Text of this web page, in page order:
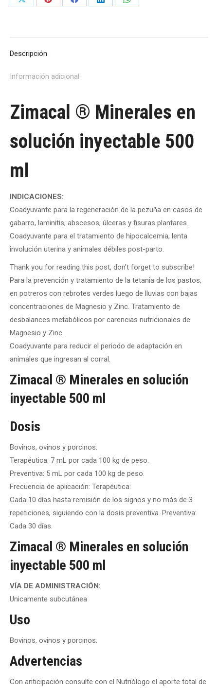
Share
Share
Share
Share
Share
Descripción
Información adicional
Zimacal ® Minerales en
solución inyectable 500
ml
INDICACIONES:
Coadyuvante para la regeneración de la pezuña en casos de
gabarro, laminitis, abscesos, úlceras y fisuras plantares.
Coadyuvante para el tratamiento de hipocalcemia, lenta
involución uterina y animales débiles post-parto.
Thank you for reading this post, don't forget to subscribe!
Para la prevención y tratamiento de la tetania de los pastos,
en potreros con rebrotes verdes luego de lluvias con bajas
concentraciones de Magnesio y Zinc. Tratamiento de
desbalances metabólicos por carencias nutricionales de
Magnesio y Zinc.
Coadyuvante para reducir el periodo de adaptación en
animales que ingresan al corral.
Zimacal ® Minerales en solución
inyectable 500 ml
Dosis
Bovinos, ovinos y porcinos:
Terapéutica: 7 mL por cada 100 kg de peso.
Preventiva: 5 mL por cada 100 kg de peso.
Frecuencia de aplicación: Terapéutica:
Cada 10 días hasta remisión de los signos y no más de 3
repeticiones, siguiendo con la dosis preventiva. Preventiva:
Cada 30 días.
Zimacal ® Minerales en solución
inyectable 500 ml
VÍA DE ADMINISTRACIÓN:
Unicamente subcutánea
Uso
Bovinos, ovinos y porcinos.
Advertencias
Con anticipación consulte con el Nutriólogo el aporte total de